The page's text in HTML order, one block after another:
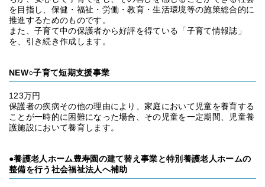
を目指し、保健・福祉・労働・教育・生活環境等の施策総合的に
推進するためのものです。
また、子育て中の保護者から好評を得ている「子育て情報誌」
を、引き続き作成します。
NEW○子育て短期支援事業
123万円
保護者の疾病その他の理由により、家庭において児童を養育する
ことが一時的に困難になった場合、その児童を一定期間、児童養
護施設において養育します。
●養護老人ホーム豊寿園の建て替え事業と特別養護老人ホームの
整備を行う社会福祉法人へ補助